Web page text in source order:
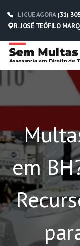
LIGUE AGORA(31)
R. JOSÉ TEÓFILO
em